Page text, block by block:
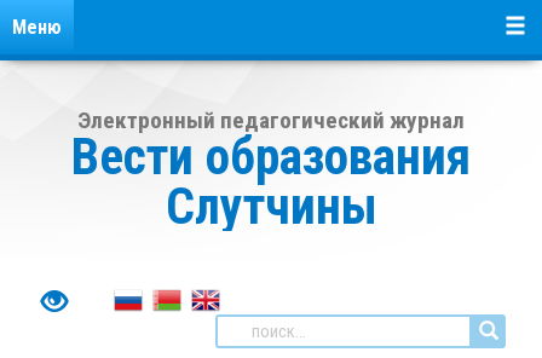
Электронный педагогический журнал
Вести образования
Слутчины
Меню